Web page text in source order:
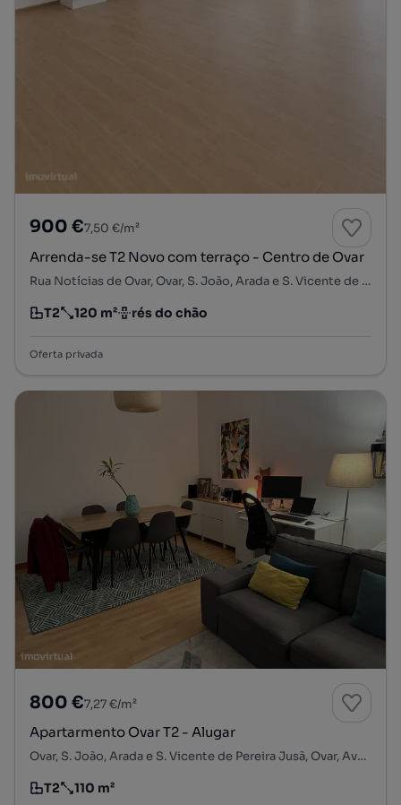
900 €7,50 €/m²
Arrenda-se T2 Novo com terraço - Centro de Ovar
Rua Notícias de Ovar, Ovar, S. João, Arada e S. Vicente de Pereira Jusã, Ovar, Aveiro
Tipologia
T2
Preço por metro quadrado
120 m²
Andar rés do chão
Oferta privada
800 €7,27 €/m²
Apartarmento Ovar T2 - Alugar
Ovar, S. João, Arada e S. Vicente de Pereira Jusã, Ovar, Aveiro
Tipologia
T2
Preço por metro quadrado
110 m²